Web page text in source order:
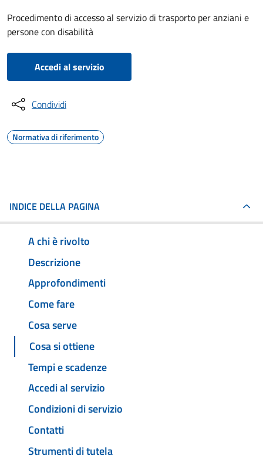
Procedimento di accesso al servizio di trasporto per anziani e
persone con disabilità
Accedi al servizio
Condividi
Normativa di riferimento
INDICE DELLA PAGINA
A chi è rivolto
Descrizione
Approfondimenti
Come fare
Cosa serve
Cosa si ottiene
Tempi e scadenze
Accedi al servizio
Condizioni di servizio
Contatti
Strumenti di tutela